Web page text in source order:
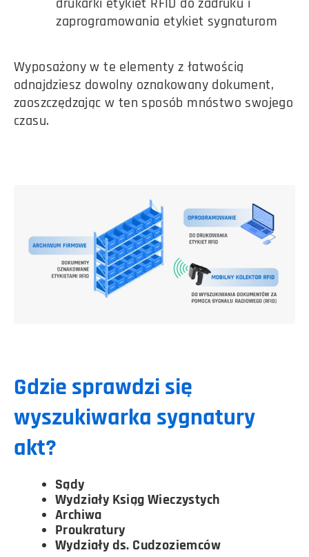
zaprogramowania etykiet sygnaturom
Wyposażony w te elementy z łatwością
odnajdziesz dowolny oznakowany dokument,
zaoszczędzając w ten sposób mnóstwo swojego
czasu.
Gdzie sprawdzi się
wyszukiwarka sygnatury
akt?
Sądy
Wydziały Ksiąg Wieczystych
Archiwa
Proukratury
Wydziały ds. Cudzoziemców